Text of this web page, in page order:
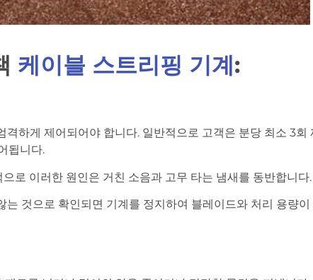
케이블 스트리핑 기계:
격하게 제어되어야 합니다. 일반적으로 고객은 분당 최소 3
됩니다.
로 이러한 원인은 거친 소음과 고무 타는 냄새를 동반합니
는 것으로 확인되면 기계를 정지하여 블레이드와 처리 용량